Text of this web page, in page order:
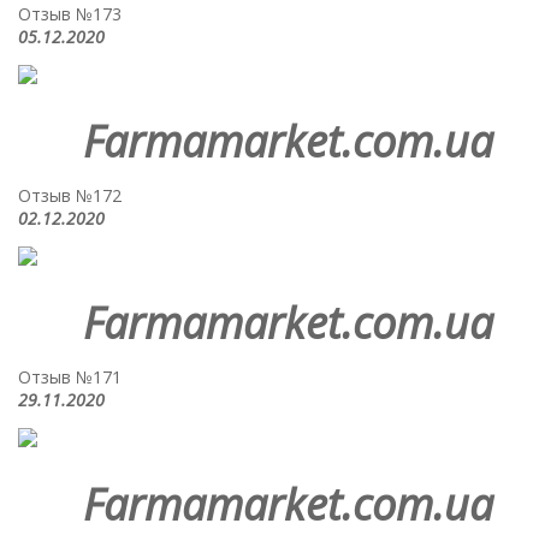
Отзыв №173
05.12.2020
Farmamarket.com.ua
Отзыв №172
02.12.2020
Farmamarket.com.ua
Отзыв №171
29.11.2020
Farmamarket.com.ua